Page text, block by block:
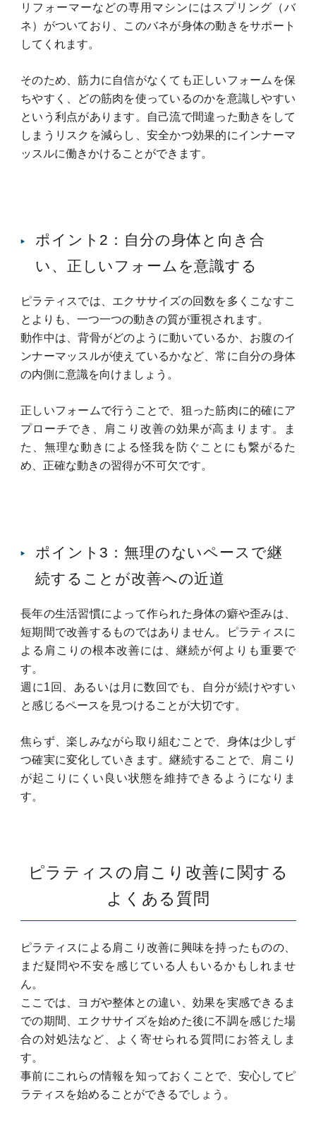
リフォーマーなどの専用マシンにはスプリング（バ
ネ）がついており、このバネが身体の動きをサポート
してくれます。
そのため、筋力に自信がなくても正しいフォームを保
ちやすく、どの筋肉を使っているのかを意識しやすい
という利点があります。
自己流で間違った動きをして
しまうリスクを減らし、安全かつ効果的にインナーマ
ッスルに働きかけることができます。
ポイント2：自分の身体と向き合
い、正しいフォームを意識する
ピラティスでは、エクササイズの回数を多くこなすこ
とよりも、一つ一つの動きの質が重視されます。
動作中は、背骨がどのように動いているか、お腹のイ
ンナーマッスルが使えているかなど、常に自分の身体
の内側に意識を向けましょう。
正しいフォームで行うことで、狙った筋肉に的確にア
プローチでき、肩こり改善の効果が高まります。
ま
た、無理な動きによる怪我を防ぐことにも繋がるた
め、正確な動きの習得が不可欠です。
ポイント3：無理のないペースで継
続することが改善への近道
長年の生活習慣によって作られた身体の癖や歪みは、
短期間で改善するものではありません。
ピラティスに
よる肩こりの根本改善には、継続が何よりも重要で
す。
週に1回、あるいは月に数回でも、自分が続けやすい
と感じるペースを見つけることが大切です。
焦らず、楽しみながら取り組むことで、身体は少しず
つ確実に変化していきます。継続することで、肩こり
が起こりにくい良い状態を維持できるようになりま
す。
ピラティスの肩こり改善に関する
よくある質問
ピラティスによる肩こり改善に興味を持ったものの、
まだ疑問や不安を感じている人もいるかもしれませ
ん。
ここでは、ヨガや整体との違い、効果を実感できるま
での期間、エクササイズを始めた後に不調を感じた場
合の対処法など、よく寄せられる質問にお答えしま
す。
事前にこれらの情報を知っておくことで、安心してピ
ラティスを始めることができるでしょう。